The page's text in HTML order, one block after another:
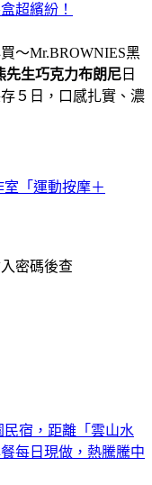
超繽紛！
生巧克力布朗尼 日
５日，口感扎實、濃
「運動按摩＋
密碼後查
宿，距離「雲山水
每日現做，熱騰騰中